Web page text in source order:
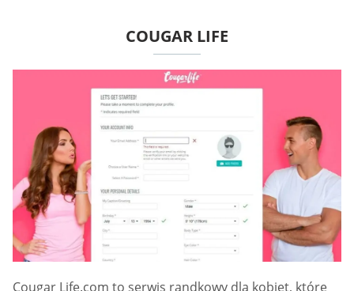
COUGAR LIFE
Cougar Life.com to serwis randkowy dla kobiet, które